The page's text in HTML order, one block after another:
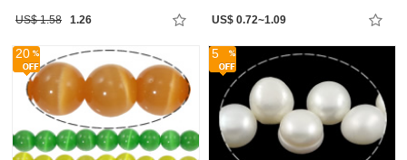
US$ 1.58 1.26 US$ 0.72~1.09
20 5